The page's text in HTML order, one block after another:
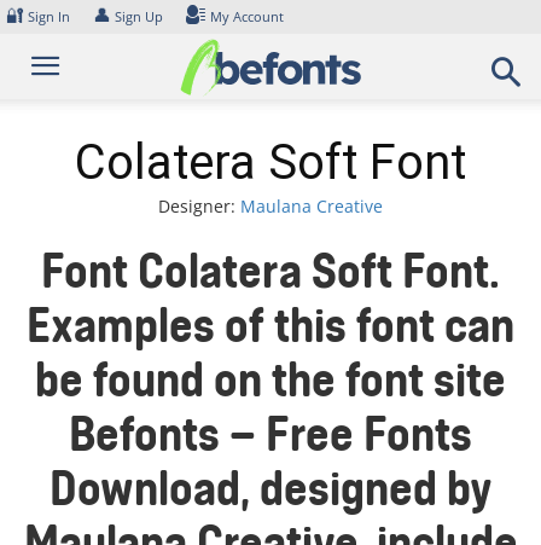
Skip
content
🔐 Sign In 👤 Sign Up My Account
Colatera Soft Font
Designer: Maulana Creative
Font Colatera Soft Font.
Examples of this font can
be found on the font site
Befonts – Free Fonts
Download, designed by